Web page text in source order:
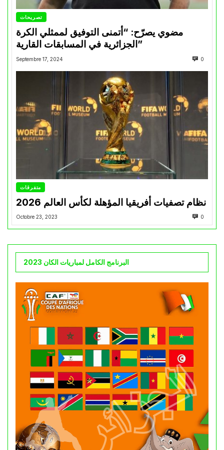
تصريحات
مضوي يصرّح: “أتمنى التوفيق لممثلي الكرة
الجزائرية في المسابقات القارية”
Septembre 17, 2024 0
متفرقات
نظام تصفيات أفريقيا المؤهلة لكأس العالم 2026
Octobre 23, 2023 0
البرنامج الكامل لمباريات الكان 2023